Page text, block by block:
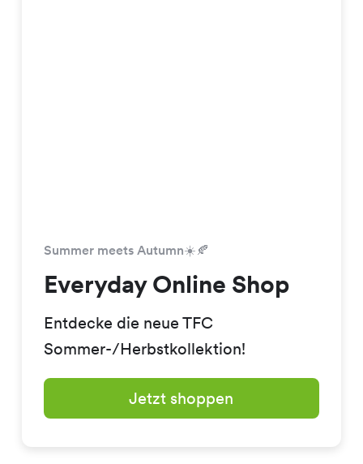
Summer meets Autumn☀️🍂
Everyday Online Shop
Entdecke die neue TFC
Sommer-/Herbstkollektion!
Jetzt shoppen